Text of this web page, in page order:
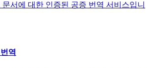
문서에 대한 인증된 공증 번역 서비스입니
역